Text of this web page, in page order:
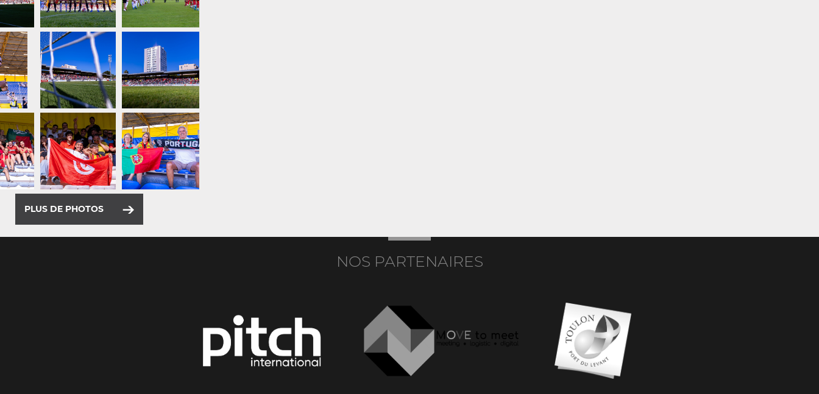
PLUS DE PHOTOS
NOS PARTENAIRES